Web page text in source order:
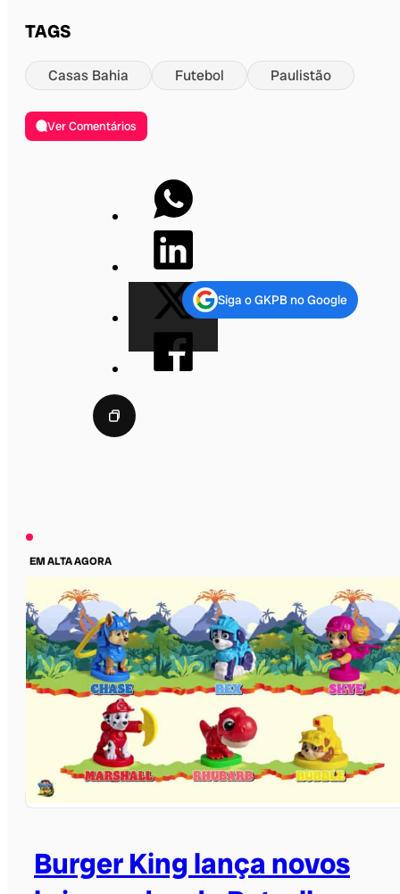
TAGS
Casas Bahia Futebol Paulistão
Ver Comentários
Siga o GKPB no Google
EM ALTA AGORA
Burger King lança novos